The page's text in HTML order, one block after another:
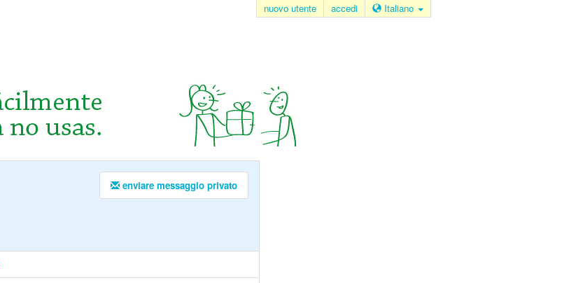
nuovo utente accedi Italiano
enviare messaggio privato